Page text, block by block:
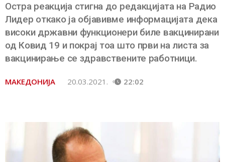
Остра реакција стигна до редакцијата на Радио
Лидер откако ја објавивме информацијата дека
високи државни функционери биле вакцинирани
од Ковид 19 и покрај тоа што први на листа за
вакцинирање се здравствените работници.
МАКЕДОНИЈА 20.03.2021. 22:02